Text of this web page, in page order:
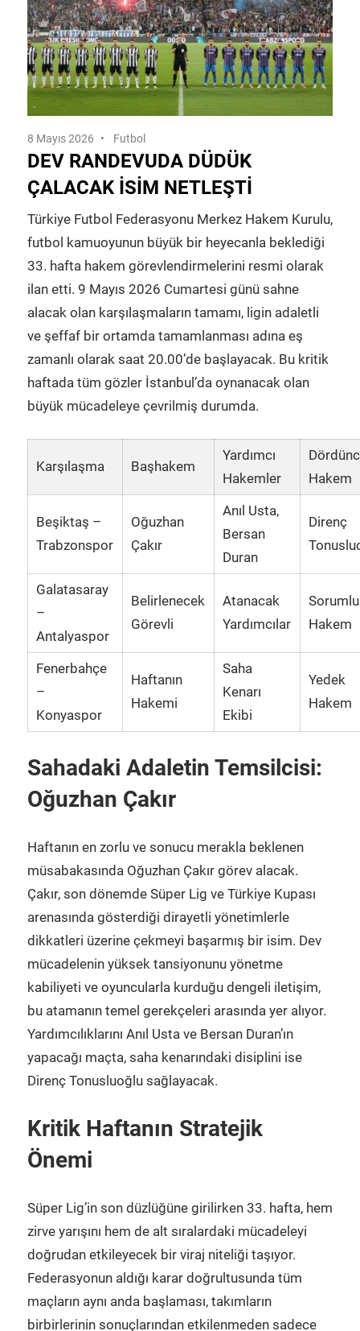
8 Mayıs 2026 Futbol
DEV RANDEVUDA DÜDÜK
ÇALACAK İSIM NETLEŞTI
Türkiye Futbol Federasyonu Merkez Hakem Kurulu,
futbol kamuoyunun büyük bir heyecanla beklediği
33. hafta hakem görevlendirmelerini resmi olarak
ilan etti. 9 Mayıs 2026 Cumartesi günü sahne
alacak olan karşılaşmaların tamamı, ligin adaletli
ve şeffaf bir ortamda tamamlanması adına eş
zamanlı olarak saat 20.00’de başlayacak. Bu kritik
haftada tüm gözler İstanbul’da oynanacak olan
büyük mücadeleye çevrilmiş durumda.
Karşılaşma Başhakem
Yardımcı
Hakemler
Hakem
Beşiktaş –
Trabzonspor
Oğuzhan
Çakır
Anıl Usta,
Bersan
Duran
Direnç
Galatasaray
–
Antalyaspor
Belirlenecek
Görevli
Atanacak
Yardımcılar
Sorumlu
Hakem
Fenerbahçe
–
Konyaspor
Haftanın
Hakemi
Saha
Kenarı
Ekibi
Yedek
Hakem
Sahadaki Adaletin Temsilcisi:
Oğuzhan Çakır
Haftanın en zorlu ve sonucu merakla beklenen
müsabakasında Oğuzhan Çakır görev alacak.
Çakır, son dönemde Süper Lig ve Türkiye Kupası
arenasında gösterdiği dirayetli yönetimlerle
dikkatleri üzerine çekmeyi başarmış bir isim. Dev
mücadelenin yüksek tansiyonunu yönetme
kabiliyeti ve oyuncularla kurduğu dengeli iletişim,
bu atamanın temel gerekçeleri arasında yer alıyor.
Yardımcılıklarını Anıl Usta ve Bersan Duran’ın
yapacağı maçta, saha kenarındaki disiplini ise
Direnç Tonusluoğlu sağlayacak.
Kritik Haftanın Stratejik
Önemi
Süper Lig’in son düzlüğüne girilirken 33. hafta, hem
zirve yarışını hem de alt sıralardaki mücadeleyi
doğrudan etkileyecek bir viraj niteliği taşıyor.
Federasyonun aldığı karar doğrultusunda tüm
maçların aynı anda başlaması, takımların
birbirlerinin sonuçlarından etkilenmeden sadece